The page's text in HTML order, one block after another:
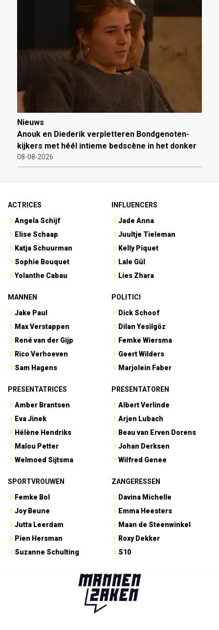
Nieuws
Anouk en Diederik verpletteren Bondgenoten-
kijkers met héél intieme bedscène in het donker
08-08-2026
ACTRICES
Angela Schijf
Elise Schaap
Katja Schuurman
Sophie Bouquet
Yolanthe Cabau
INFLUENCERS
Jade Anna
Juultje Tieleman
Kelly Piquet
Lale Gül
Lies Zhara
MANNEN
Jake Paul
Max Verstappen
René van der Gijp
Rico Verhoeven
Sam Hagens
POLITICI
Dick Schoof
Dilan Yesilgöz
Femke Wiersma
Geert Wilders
Marjolein Faber
PRESENTATRICES
Amber Brantsen
Eva Jinek
Hélène Hendriks
Malou Petter
Welmoed Sijtsma
PRESENTATOREN
Albert Verlinde
Arjen Lubach
Beau van Erven Dorens
Johan Derksen
Wilfred Genee
SPORTVROUWEN
Femke Bol
Joy Beune
Jutta Leerdam
Pien Hersman
Suzanne Schulting
ZANGERESSEN
Davina Michelle
Emma Heesters
Maan de Steenwinkel
Roxy Dekker
S10